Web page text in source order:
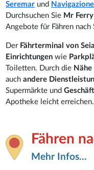
Seremar und
Durchsuchen Sie Mr Ferry
Angebote für Fähren
Der Fährterminal von
Einrichtungenwie
Toiletten. Durch die
auchandere
Supermärkte und
Apotheke leicht erreichen.
Fähren
Mehr Infos...